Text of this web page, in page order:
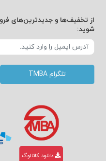
از تخفیف‌ها و جدیدترین‌های
شوید:
تلگرام TMBA
دانلود کاتالوگ